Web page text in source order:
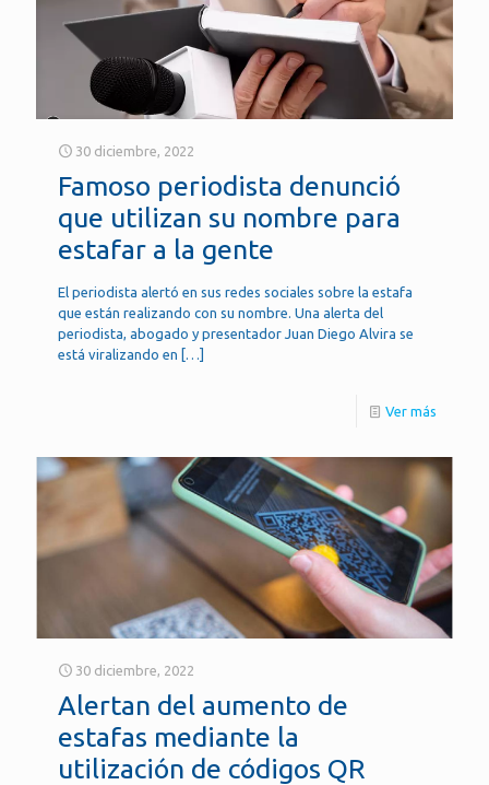
30 diciembre, 2022
Famoso periodista denunció
que utilizan su nombre para
estafar a la gente
El periodista alertó en sus redes sociales sobre la estafa
que están realizando con su nombre. Una alerta del
periodista, abogado y presentador Juan Diego Alvira se
está viralizando en […]
Ver más
30 diciembre, 2022
Alertan del aumento de
estafas mediante la
utilización de códigos QR